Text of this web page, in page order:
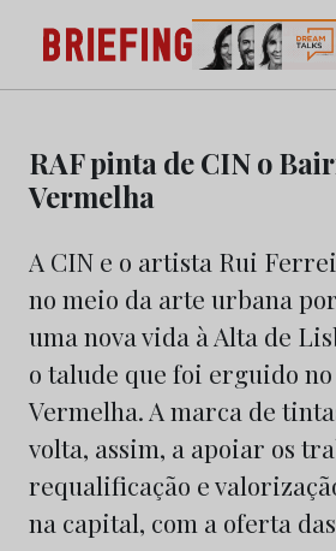
content
Briefing: Todas as notícias
Marketing e da Publicidade
RAF pinta de CIN o
Vermelha
A CIN e o artista Rui
no meio da arte urbana
uma nova vida à Alta de
o talude que foi erguido
Vermelha. A marca de
volta, assim, a apoiar os
requalificação e
na capital, com a oferta